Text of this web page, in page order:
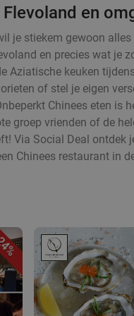
en
je stiekem gewoon
en precies wat je
Aziatische keuken
of stel je eigen
Chinees eten is
groep vrienden of de
Via Social Deal ontdek
Chinees restaurant in